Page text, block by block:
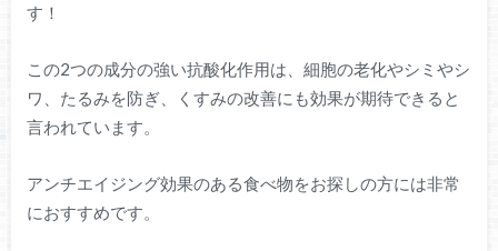
す！
この2つの成分の強い抗酸化作用は、細胞の老化やシミやシ
ワ、たるみを防ぎ、くすみの改善にも効果が期待できると
言われています。
アンチエイジング効果のある食べ物をお探しの方には非常
におすすめです。